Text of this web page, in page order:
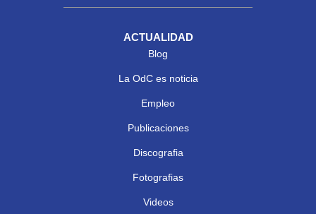
ACTUALIDAD
Blog
La OdC es noticia
Empleo
Publicaciones
Discografia
Fotografias
Videos